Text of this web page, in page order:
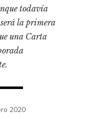
todavía
la primera
una Carta
2020